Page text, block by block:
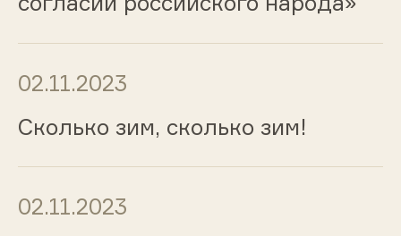
02.11.2023
Сколько зим, сколько зим!
02.11.2023